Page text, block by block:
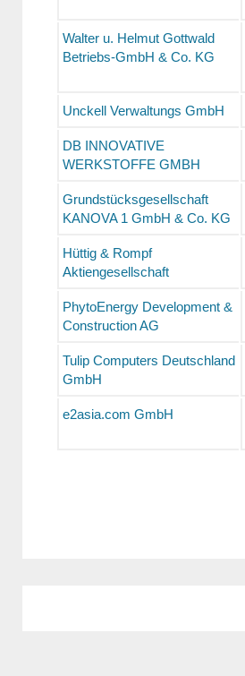
Walter u. Helmut Gottwald
Betriebs-GmbH & Co. KG
Unckell Verwaltungs GmbH
DB INNOVATIVE
WERKSTOFFE GMBH
Grundstücksgesellschaft
KANOVA 1 GmbH & Co. KG
Hüttig & Rompf
Aktiengesellschaft
PhytoEnergy Development &
Construction AG
Tulip Computers Deutschland
GmbH
e2asia.com GmbH